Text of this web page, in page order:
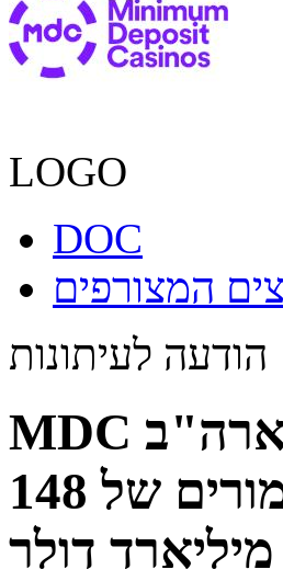
LOGO
DOC
המצורפים
הודעה לעיתונות
MDC מפרסמת פרשנות כשההימורים בארה"ב
נכנסים ל"איפוס רגולטורי" בעקבות הימורים של 148
מיליארד דולר